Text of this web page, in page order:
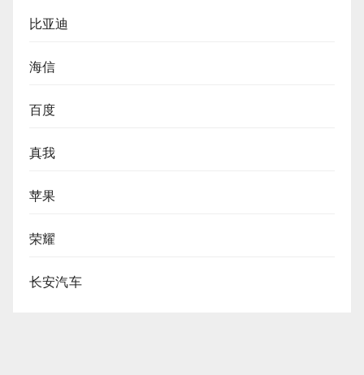
比亚迪
海信
百度
真我
苹果
荣耀
长安汽车